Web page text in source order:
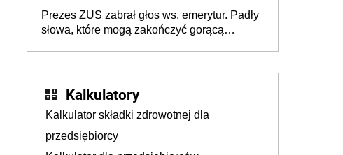
2027 r.
Prezes ZUS zabrał głos ws. emerytur. Padły
słowa, które mogą zakończyć gorącą
Kalkulatory
Kalkulator składki zdrowotnej dla
przedsiębiorcy